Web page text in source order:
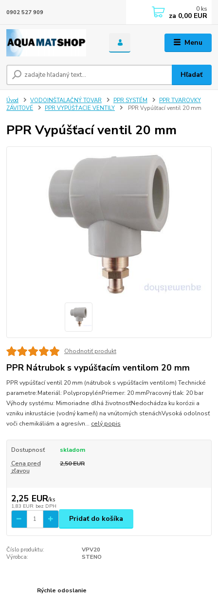
Menu
Hľadať
0902 527 909 0 ks
za 0,00 EUR
Úvod VODOINŠTALAČNÝ TOVAR PPR SYSTÉM
PPR TVAROVKY
ZÁVITOVÉ
PPR VYPÚŠŤACIE VENTILY PPR Vypúšťací ventil 20 mm
PPR Vypúšťací ventil 20 mm
Ohodnotiť produkt
PPR Nátrubok s vypúšťacím ventilom 20 mm
PPR vypúšťací ventil 20 mm (nátrubok s vypúšťacím ventilom) Technické
parametre:Materiál: PolypropylénPriemer: 20 mmPracovný tlak: 20 bar
Výhody systému: Mimoriadne dlhá životnosťNedochádza ku korózii a
vzniku inkrustácie (vodný kameň) na vnútorných stenáchVysoká odolnosť
voči chemikáliám a agresívn... celý popis
Dostupnosť
skladom
Cena pred
zľavou
2,50 EUR
2,25 EUR/ks
1,83 EUR bez DPH
Pridať do košíka
Číslo produktu:
VPV20
Výrobca:
STENO
Rýchle odoslanie